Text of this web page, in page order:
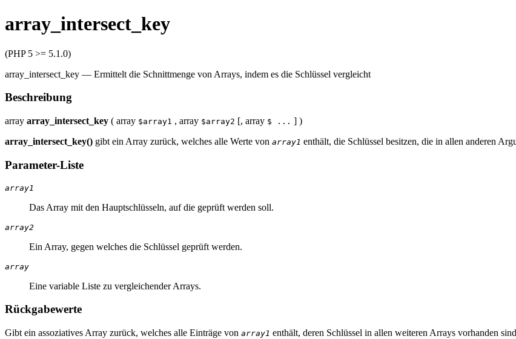
array_intersect_key
(PHP 5 >= 5.1.0)
array_intersect_key — Ermittelt die Schnittmenge von Arrays, indem es die Schlüssel vergleicht
Beschreibung
array array_intersect_key ( array $array1 , array $array2 [, array $ ... ] )
array_intersect_key() gibt ein Array zurück, welches alle Werte von array1 enthält, die Schlüssel besitzen, die in allen anderen
Parameter-Liste
array1
Das Array mit den Hauptschlüsseln, auf die geprüft werden soll.
array2
Ein Array, gegen welches die Schlüssel geprüft werden.
array
Eine variable Liste zu vergleichender Arrays.
Rückgabewerte
Gibt ein assoziatives Array zurück, welches alle Einträge von array1 enthält, deren Schlüssel in allen weiteren Arrays vorhanden